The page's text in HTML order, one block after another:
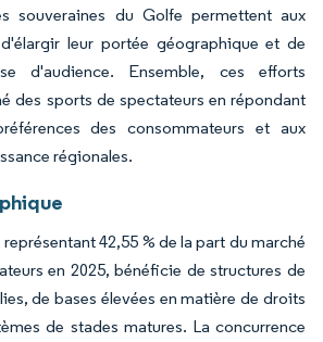
souveraines du Golfe permettent aux
leur portée géographique et de
d'audience. Ensemble, ces efforts
des sports de spectateurs en répondant
des consommateurs et aux
régionales.
42,55 % de la part du marché
en 2025, bénéficie de structures de
de bases élevées en matière de droits
de stades matures. La concurrence